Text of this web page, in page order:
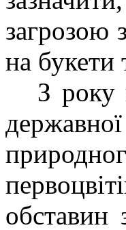
загрозою
на букети
З року в
обставин